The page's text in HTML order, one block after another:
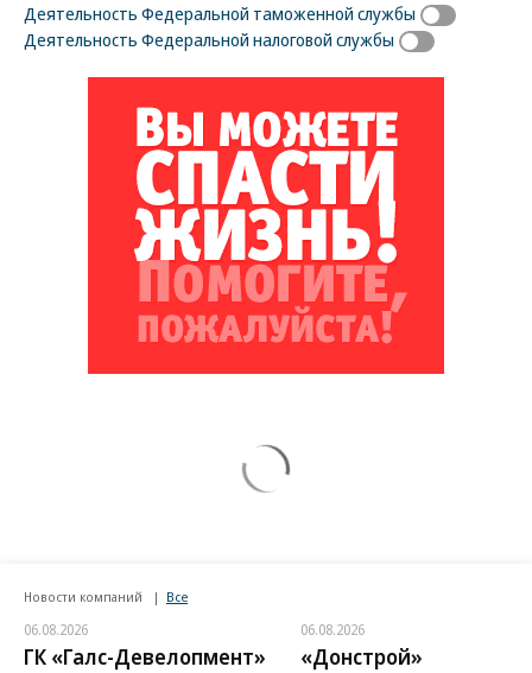
Деятельность Федеральной таможенной службы
Деятельность Федеральной налоговой службы
Новости компаний Все
06.08.2026
ГК «Галс-Девелопмент»
06.08.2026
«Донстрой»